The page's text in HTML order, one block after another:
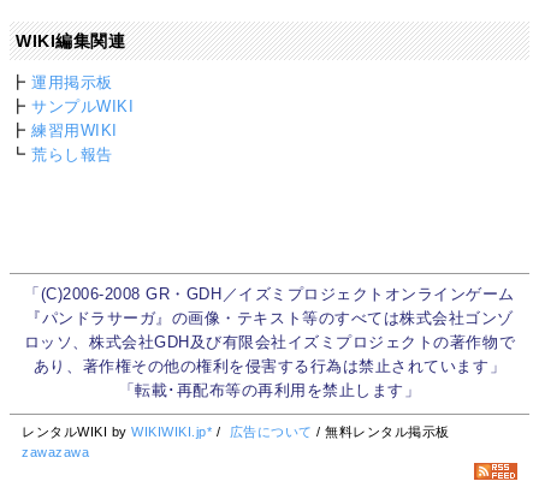
WIKI編集関連
┣運用掲示板
┣サンプルWIKI
┣練習用WIKI
┗荒らし報告
「(C)2006-2008 GR・GDH／イズミプロジェクトオンラインゲーム
『パンドラサーガ』の画像・テキスト等のすべては株式会社ゴンゾ
ロッソ、株式会社GDH及び有限会社イズミプロジェクトの著作物で
あり、著作権その他の権利を侵害する行為は禁止されています」
「転載･再配布等の再利用を禁止します」
レンタルWIKI byWIKIWIKI.jp* / 広告について / 無料レンタル掲示板
zawazawa